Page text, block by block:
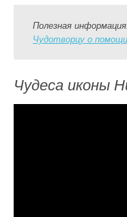
Полезная
Чудотворцу о
Чудеса иконы